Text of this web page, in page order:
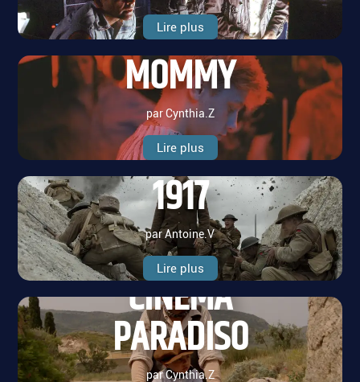
Lire plus
MOMMY
par Cynthia.Z
Lire plus
1917
par Antoine.V
Lire plus
CINEMA
PARADISO
par Cynthia.Z